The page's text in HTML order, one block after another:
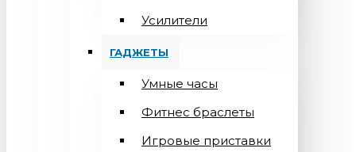
Усилители
ГАДЖЕТЫ
Умные часы
Фитнес браслеты
Игровые приставки